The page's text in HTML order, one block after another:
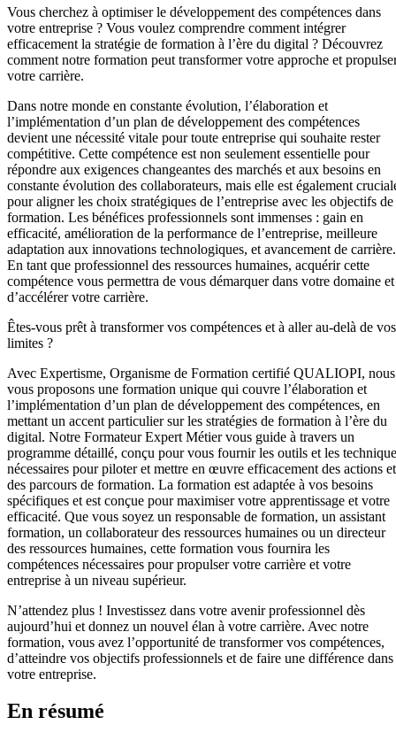
Vous cherchez à optimiser le développement des compétences dans
votre entreprise ? Vous voulez comprendre comment intégrer
efficacement la stratégie de formation à l’ère du digital ? Découvrez
comment notre formation peut transformer votre approche et
votre carrière.
Dans notre monde en constante évolution, l’élaboration et
l’implémentation d’un plan de développement des compétences
devient une nécessité vitale pour toute entreprise qui souhaite rester
compétitive. Cette compétence est non seulement essentielle pour
répondre aux exigences changeantes des marchés et aux besoins en
constante évolution des collaborateurs, mais elle est également
pour aligner les choix stratégiques de l’entreprise avec les objectifs de
formation. Les bénéfices professionnels sont immenses : gain en
efficacité, amélioration de la performance de l’entreprise, meilleure
adaptation aux innovations technologiques, et avancement de carrière.
En tant que professionnel des ressources humaines, acquérir cette
compétence vous permettra de vous démarquer dans votre domaine et
d’accélérer votre carrière.
Êtes-vous prêt à transformer vos compétences et à aller au-delà de vos
limites ?
Avec Expertisme, Organisme de Formation certifié QUALIOPI, nous
vous proposons une formation unique qui couvre l’élaboration et
l’implémentation d’un plan de développement des compétences, en
mettant un accent particulier sur les stratégies de formation à l’ère du
digital. Notre Formateur Expert Métier vous guide à travers un
programme détaillé, conçu pour vous fournir les outils et les
nécessaires pour piloter et mettre en œuvre efficacement des actions et
des parcours de formation. La formation est adaptée à vos besoins
spécifiques et est conçue pour maximiser votre apprentissage et votre
efficacité. Que vous soyez un responsable de formation, un assistant
formation, un collaborateur des ressources humaines ou un directeur
des ressources humaines, cette formation vous fournira les
compétences nécessaires pour propulser votre carrière et votre
entreprise à un niveau supérieur.
N’attendez plus ! Investissez dans votre avenir professionnel dès
aujourd’hui et donnez un nouvel élan à votre carrière. Avec notre
formation, vous avez l’opportunité de transformer vos compétences,
d’atteindre vos objectifs professionnels et de faire une différence dans
votre entreprise.
En résumé